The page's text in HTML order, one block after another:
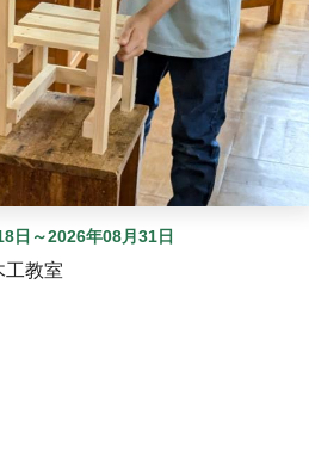
日～2026年08月31日
工教室